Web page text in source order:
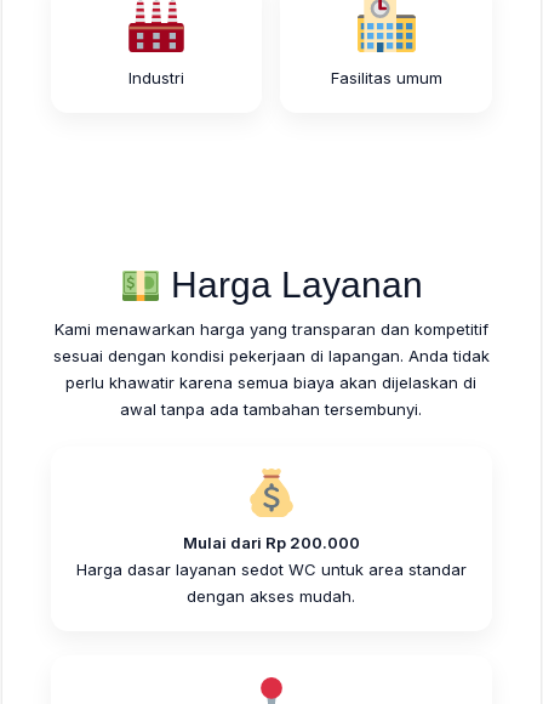
Industri Fasilitas umum
Harga Layanan
Kami menawarkan harga yang transparan dan kompetitif
sesuai dengan kondisi pekerjaan di lapangan. Anda tidak
perlu khawatir karena semua biaya akan dijelaskan di
awal tanpa ada tambahan tersembunyi.
Mulai dari Rp 200.000
Harga dasar layanan sedot WC untuk area standar
dengan akses mudah.